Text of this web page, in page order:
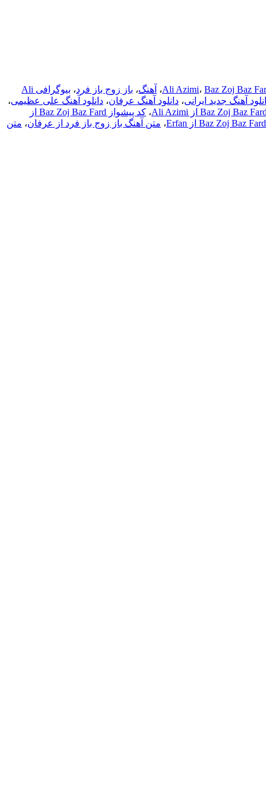
Ali Azimi، Baz Zoj Baz ، آهنگ، باز زوج باز فرد،
بیوگرافی Ali
آهنگ جدید ایرانی، دانلود آهنگ عرفان، دانلود آهنگ علی عظیمی،
،
کد پیشواز Baz Zoj Baz Fard از
، متن آهنگ باز زوج باز فرد از عرفان، متن